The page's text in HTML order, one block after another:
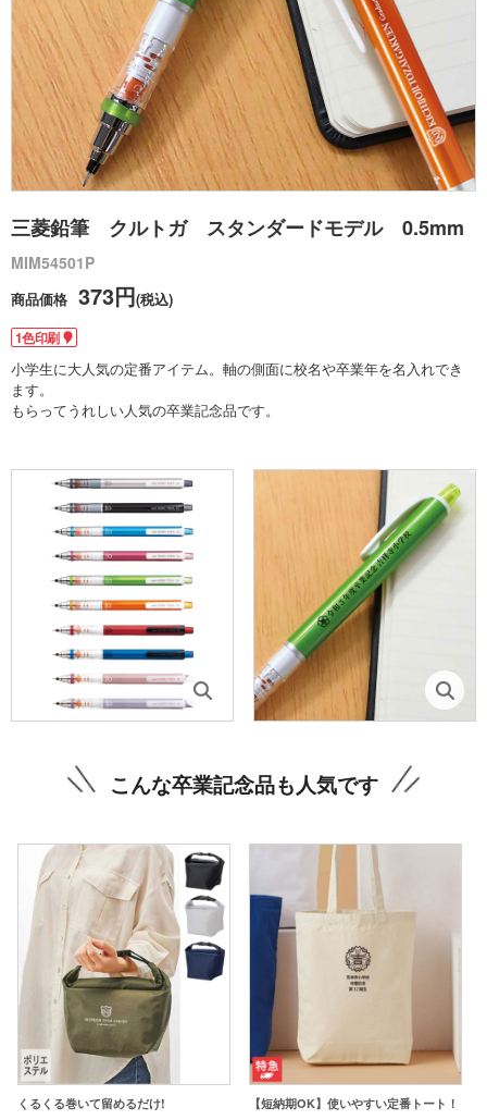
三菱鉛筆 クルトガ スタンダードモデル 0.5mm
MIM54501P
商品価格 373円(税込)
1色印刷
小学生に大人気の定番アイテム。軸の側面に校名や卒業年を名入れでき
ます。
もらってうれしい人気の卒業記念品です。
こんな卒業記念品も人気です
くるくる巻いて留めるだけ! 【短納期OK】使いやすい定番トート！